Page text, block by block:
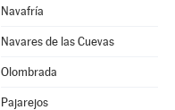
Navafría
Navares de las Cuevas
Olombrada
Pajarejos